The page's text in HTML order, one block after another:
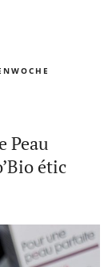
Peau
étic